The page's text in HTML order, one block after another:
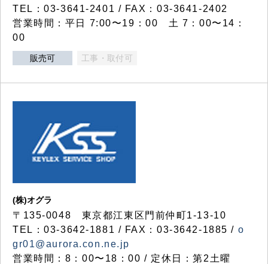
TEL：03-3641-2401 / FAX：03-3641-2402
営業時間：平日 7:00〜19：00 土 7：00〜14：
00
販売可 工事・取付可
(株)オグラ
〒135-0048 東京都江東区門前仲町1-13-10
TEL：03-3642-1881 / FAX：03-3642-1885 / o
gr01@aurora.con.ne.jp
営業時間：8：00〜18：00 / 定休日：第2土曜